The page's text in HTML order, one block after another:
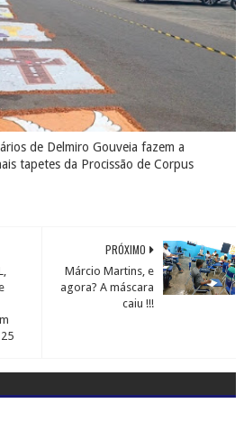
de Delmiro Gouveia fazem a
tapetes da Procissão de Corpus
PRÓXIMO
Márcio Martins, e
agora? A máscara
caiu !!!